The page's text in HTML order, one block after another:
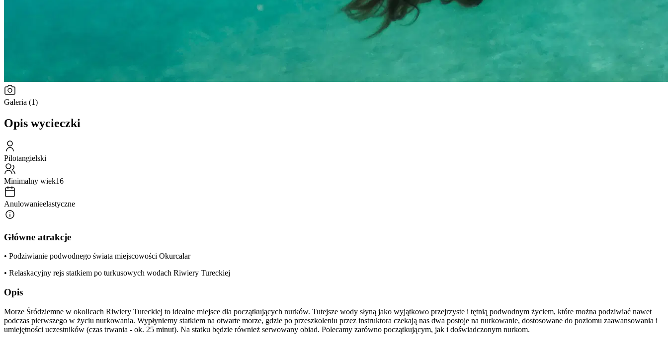
Galeria (1)
Opis wycieczki
Pilotangielski
Minimalny wiek16
Anulowanieelastyczne
Główne atrakcje
• Podziwianie podwodnego świata miejscowości Okurcalar
• Relaskacyjny rejs statkiem po turkusowych wodach Riwiery Tureckiej
Opis
Morze Śródziemne w okolicach Riwiery Tureckiej to idealne miejsce dla początkujących nurków. Tutejsze wody słyną jako wyjątkowo przejrzyste i tętnią podwodnym życiem, które można podziwiać nawet
podczas pierwszego w życiu nurkowania. Wypłyniemy statkiem na otwarte morze, gdzie po przeszkoleniu przez instruktora czekają nas dwa postoje na nurkowanie, dostosowane do poziomu zaawansowania i
umiejętności uczestników (czas trwania - ok. 25 minut). Na statku będzie również serwowany obiad. Polecamy zarówno początkującym, jak i doświadczonym nurkom.